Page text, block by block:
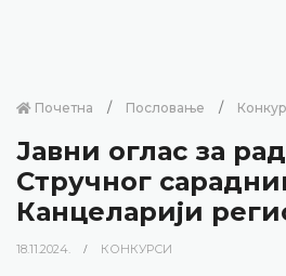
Почетна Пословање
Јавни оглас за
Стручног
Канцеларији
18.11.2024. КОНКУРСИ